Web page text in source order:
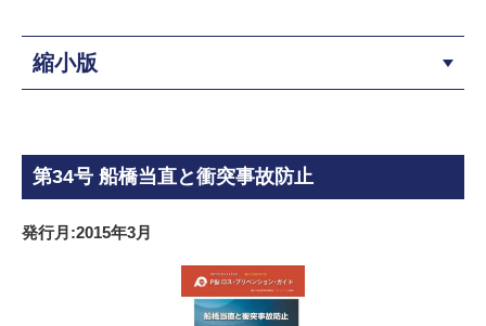
縮小版
第34号 船橋当直と衝突事故防止
発行月:2015年3月